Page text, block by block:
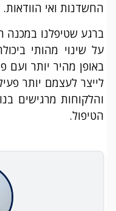
החשדנות ואי הוודאות.
ברגע שטיפלנו במכנה
על שינוי מהותי
באופן מהיר יותר ועם
לייצר לעצמם יותר
והלקוחות מרגישים
הטיפול.